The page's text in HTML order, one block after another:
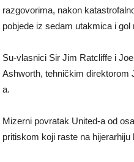
razgovorima, nakon
pobjede iz sedam utakmica i
Su-vlasnici Sir Jim Ratcliffe i
Ashworth, tehničkim direktorom
a.
Mizerni povratak United-a od
pritiskom koji raste na